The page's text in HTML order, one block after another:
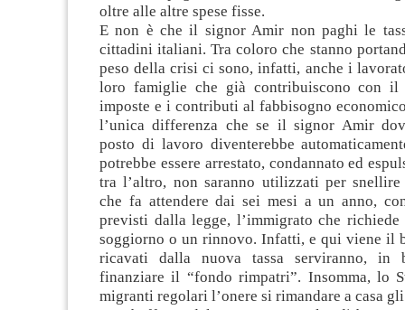
oltre alle altre spese fisse.
E non è che il signor Amir non paghi le
cittadini italiani. Tra coloro che stanno
peso della crisi ci sono, infatti, anche i
loro famiglie che già contribuiscono con
imposte e i contributi al fabbisogno
l’unica differenza che se il signor Amir
posto di lavoro diventerebbe
potrebbe essere arrestato, condannato ed
tra l’altro, non saranno utilizzati per snellire
che fa attendere dai sei mesi a un anno,
previsti dalla legge, l’immigrato che richiede
soggiorno o un rinnovo. Infatti, e qui viene il
ricavati dalla nuova tassa serviranno, in
finanziare il “fondo rimpatri”. Insomma, lo
migranti regolari l’onere si rimandare a casa